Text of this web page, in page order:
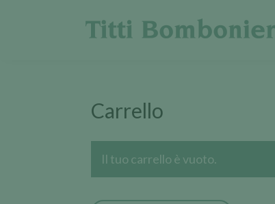
Carrello
Il tuo carrello è vuoto.